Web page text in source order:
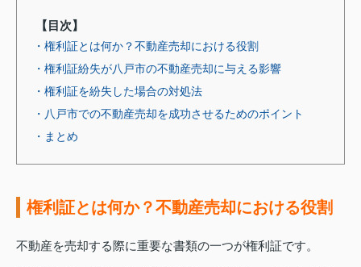
【目次】
・権利証とは何か？不動産売却における役割
・権利証紛失が八戸市の不動産売却に与える影響
・権利証を紛失した場合の対処法
・八戸市での不動産売却を成功させるためのポイント
・まとめ
権利証とは何か？不動産売却における役割
不動産を売却する際に重要な書類の一つが権利証です。